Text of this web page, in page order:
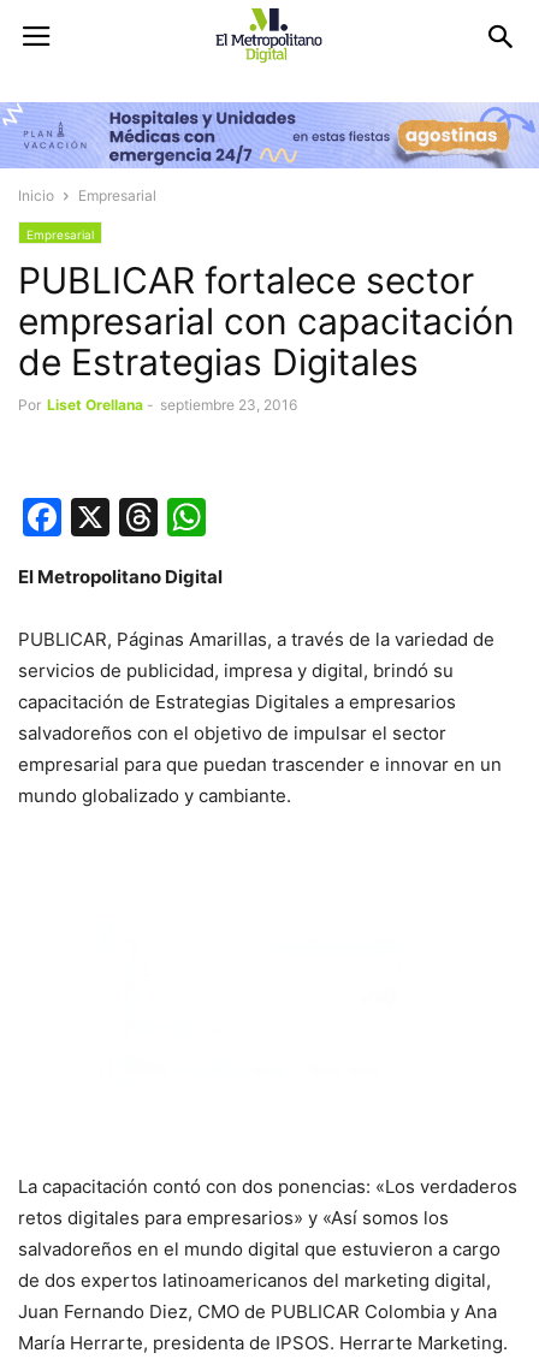
Inicio Empresarial
Empresarial
PUBLICAR fortalece sector
empresarial con capacitación
de Estrategias Digitales
Por Liset Orellana - septiembre 23, 2016
Facebook
X Threads
El Metropolitano Digital
PUBLICAR, Páginas Amarillas, a través de la variedad de
servicios de publicidad, impresa y digital, brindó su
capacitación de Estrategias Digitales a empresarios
salvadoreños con el objetivo de impulsar el sector
empresarial para que puedan trascender e innovar en un
mundo globalizado y cambiante.
La capacitación contó con dos ponencias: «Los verdaderos
retos digitales para empresarios» y «Así somos los
salvadoreños en el mundo digital que estuvieron a cargo
de dos expertos latinoamericanos del marketing digital,
Juan Fernando Diez, CMO de PUBLICAR Colombia y Ana
María Herrarte, presidenta de IPSOS. Herrarte Marketing.